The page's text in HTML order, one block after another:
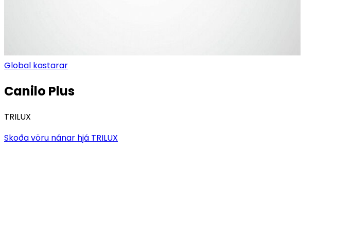
Global kastarar
Canilo Plus
TRILUX
Skoða vöru nánar hjá TRILUX